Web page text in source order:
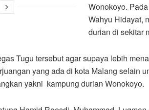
Wonokoyo.
Wahyu Hidayat,
durian di sekitar
Tugu tersebut agar supaya lebih
yang ada di kota Malang selain
yakni kampung durian Wonokoyo.